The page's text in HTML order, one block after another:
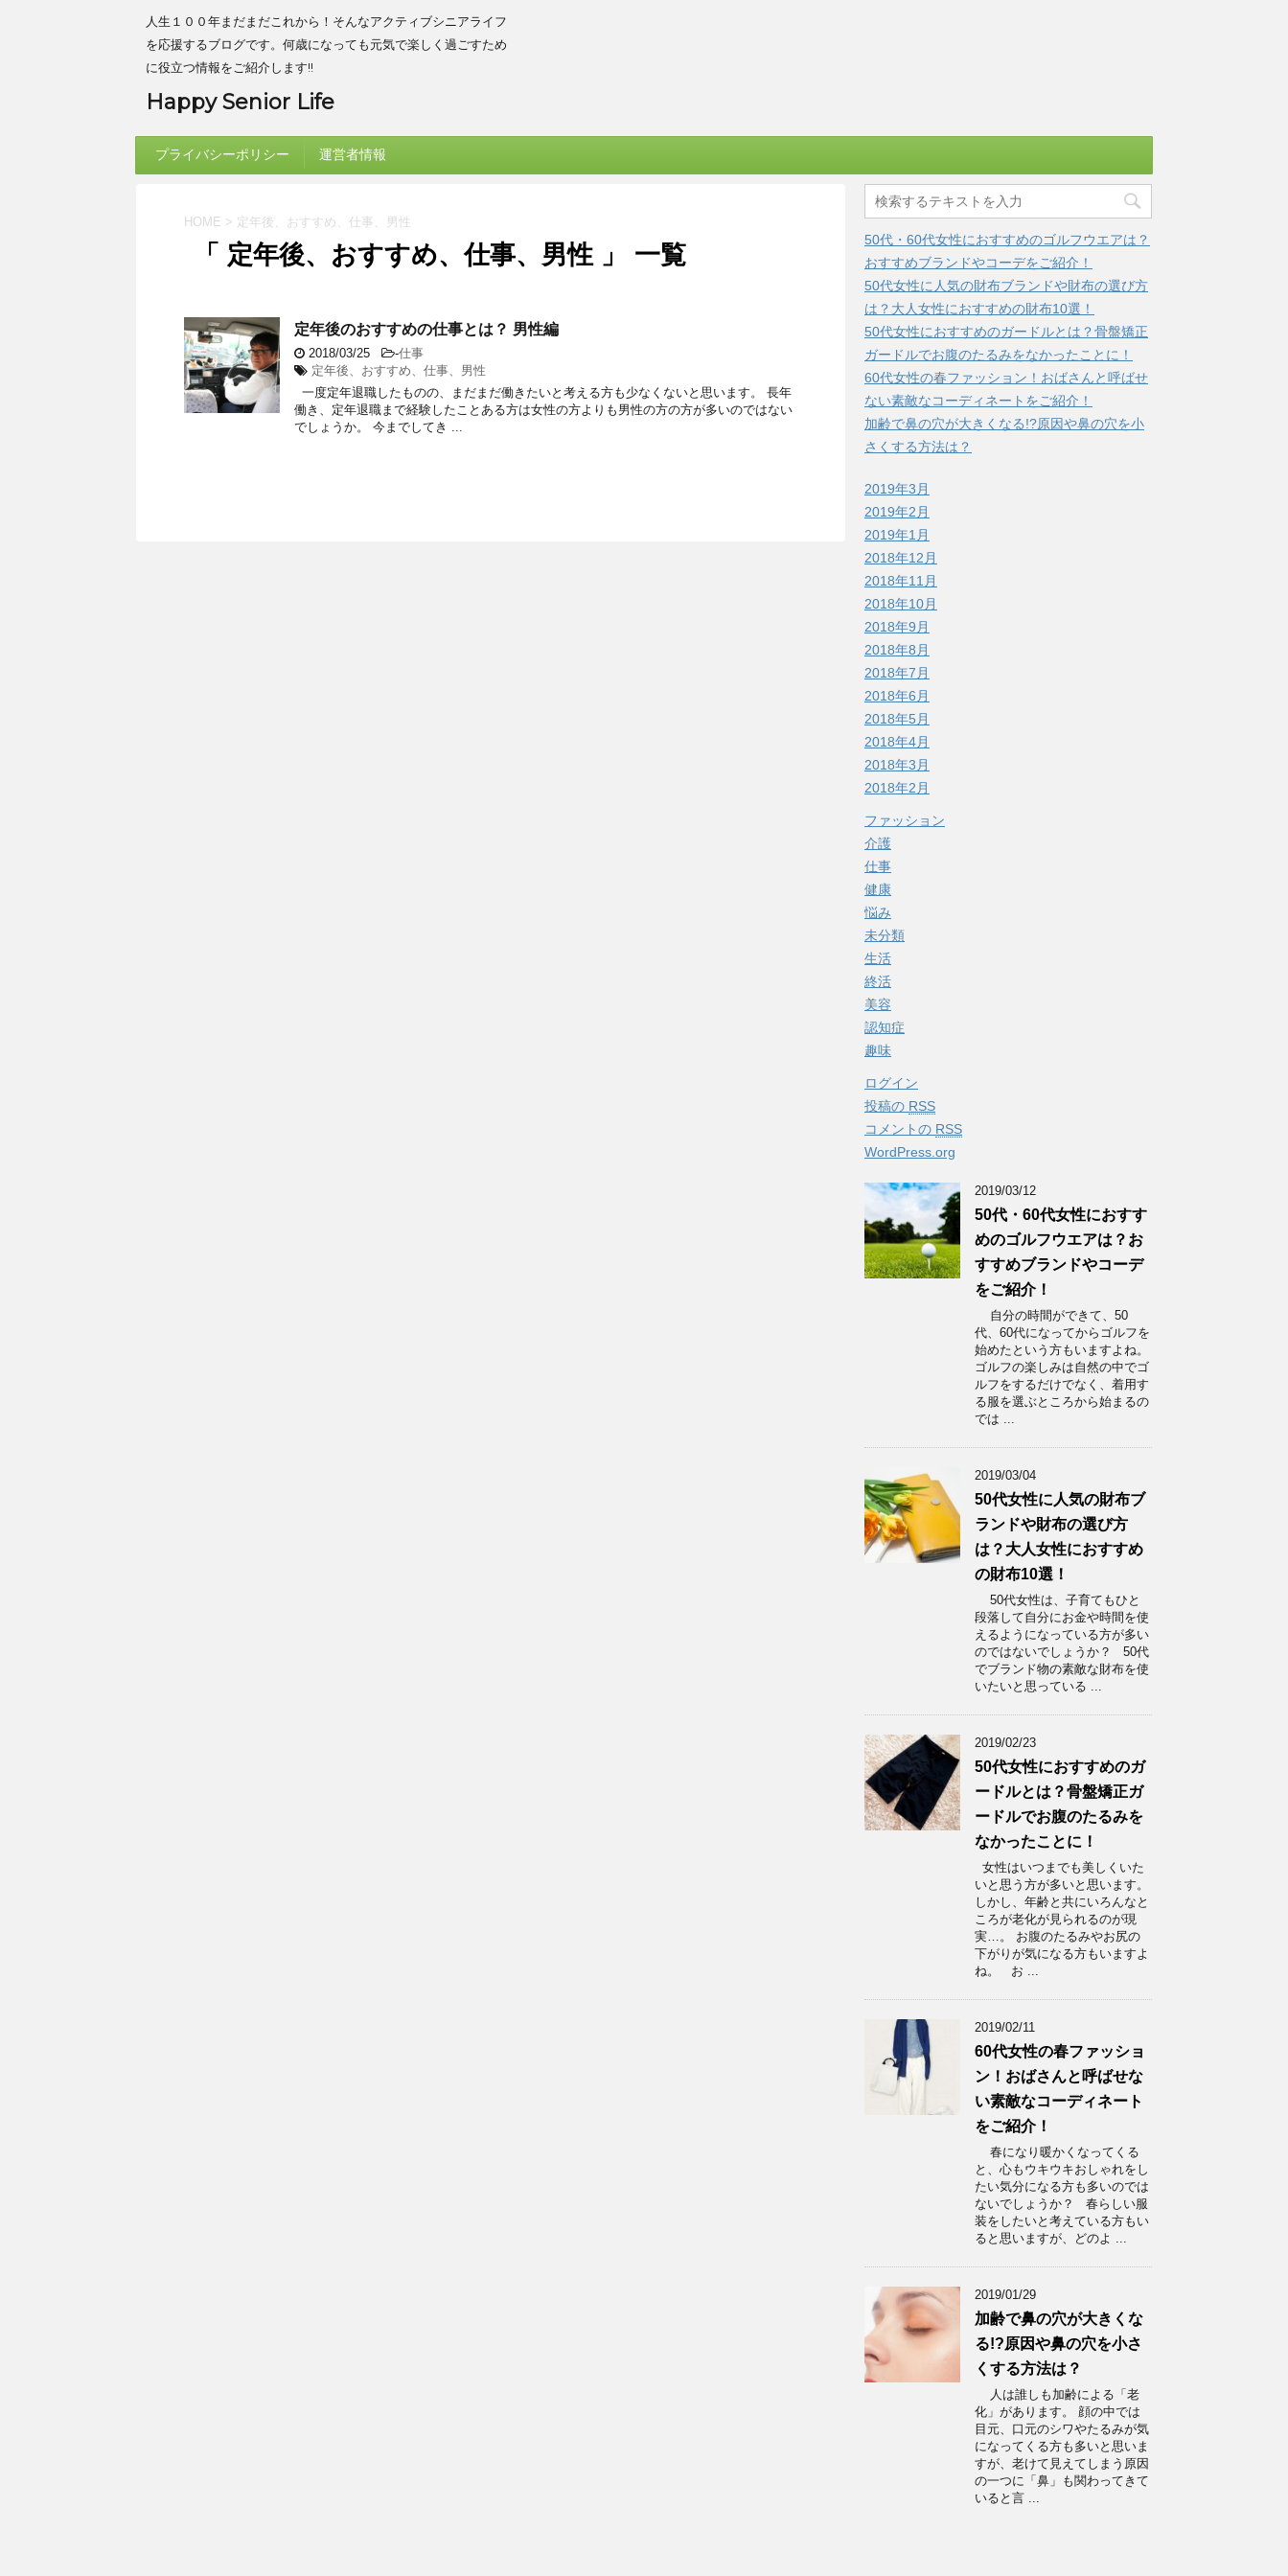
人生１００年まだまだこれから！そんなアクティブシニアライフ
を応援するブログです。何歳になっても元気で楽しく過ごすため
に役立つ情報をご紹介します!!
Happy Senior Life
プライバシーポリシー 運営者情報
HOME > 定年後、おすすめ、仕事、男性
「 定年後、おすすめ、仕事、男性 」 一覧
定年後のおすすめの仕事とは？ 男性編
2018/03/25 -仕事
定年後、おすすめ、仕事、男性
一度定年退職したものの、まだまだ働きたいと考える方も少なくないと思います。 長年
働き、定年退職まで経験したことある方は女性の方よりも男性の方の方が多いのではない
でしょうか。 今までしてき ...
50代・60代女性におすすめのゴルフウエアは？
おすすめブランドやコーデをご紹介！
50代女性に人気の財布ブランドや財布の選び方
は？大人女性におすすめの財布10選！
50代女性におすすめのガードルとは？骨盤矯正
ガードルでお腹のたるみをなかったことに！
60代女性の春ファッション！おばさんと呼ばせ
ない素敵なコーディネートをご紹介！
加齢で鼻の穴が大きくなる!?原因や鼻の穴を小
さくする方法は？
2019年3月
2019年2月
2019年1月
2018年12月
2018年11月
2018年10月
2018年9月
2018年8月
2018年7月
2018年6月
2018年5月
2018年4月
2018年3月
2018年2月
ファッション
介護
仕事
健康
悩み
未分類
生活
終活
美容
認知症
趣味
ログイン
投稿の RSS
コメントの RSS
WordPress.org
2019/03/12
50代・60代女性におすす
めのゴルフウエアは？お
すすめブランドやコーデ
をご紹介！
自分の時間ができて、50
代、60代になってからゴルフを
始めたという方もいますよね。
ゴルフの楽しみは自然の中でゴ
ルフをするだけでなく、着用す
る服を選ぶところから始まるの
では ...
2019/03/04
50代女性に人気の財布ブ
ランドや財布の選び方
は？大人女性におすすめ
の財布10選！
50代女性は、子育てもひと
段落して自分にお金や時間を使
えるようになっている方が多い
のではないでしょうか？ 50代
でブランド物の素敵な財布を使
いたいと思っている ...
2019/02/23
50代女性におすすめのガ
ードルとは？骨盤矯正ガ
ードルでお腹のたるみを
なかったことに！
女性はいつまでも美しくいた
いと思う方が多いと思います。
しかし、年齢と共にいろんなと
ころが老化が見られるのが現
実…。 お腹のたるみやお尻の
下がりが気になる方もいますよ
ね。 お ...
2019/02/11
60代女性の春ファッショ
ン！おばさんと呼ばせな
い素敵なコーディネート
をご紹介！
春になり暖かくなってくる
と、心もウキウキおしゃれをし
たい気分になる方も多いのでは
ないでしょうか？ 春らしい服
装をしたいと考えている方もい
ると思いますが、どのよ ...
2019/01/29
加齢で鼻の穴が大きくな
る!?原因や鼻の穴を小さ
くする方法は？
人は誰しも加齢による「老
化」があります。 顔の中では
目元、口元のシワやたるみが気
になってくる方も多いと思いま
すが、老けて見えてしまう原因
の一つに「鼻」も関わってきて
いると言 ...